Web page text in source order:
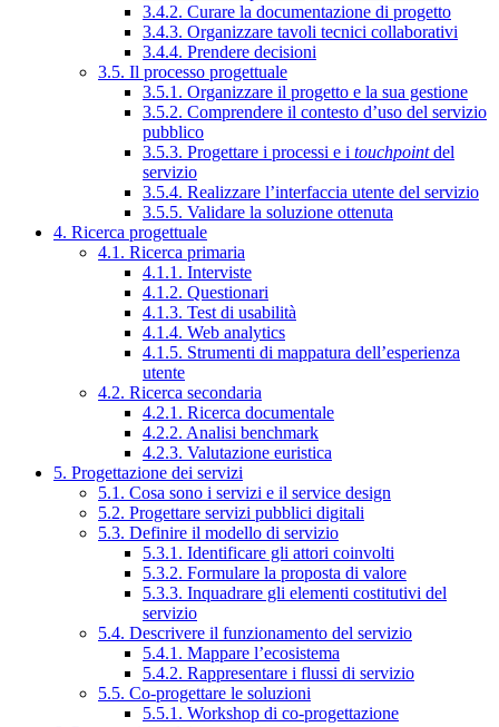
3.4.2. Curare la documentazione di progetto
3.4.3. Organizzare tavoli tecnici collaborativi
3.4.4. Prendere decisioni
3.5. Il processo progettuale
3.5.1. Organizzare il progetto e la sua gestione
3.5.2. Comprendere il contesto d’uso del servizio
pubblico
3.5.3. Progettare i processi e i touchpointdel
servizio
3.5.4. Realizzare l’interfaccia utente del servizio
3.5.5. Validare la soluzione ottenuta
4. Ricerca progettuale
4.1. Ricerca primaria
4.1.1. Interviste
4.1.2. Questionari
4.1.3. Test di usabilità
4.1.4. Web analytics
4.1.5. Strumenti di mappatura dell’esperienza
utente
4.2. Ricerca secondaria
4.2.1. Ricerca documentale
4.2.2. Analisi benchmark
4.2.3. Valutazione euristica
5. Progettazione dei servizi
5.1. Cosa sono i servizi e il service design
5.2. Progettare servizi pubblici digitali
5.3. Definire il modello di servizio
5.3.1. Identificare gli attori coinvolti
5.3.2. Formulare la proposta di valore
5.3.3. Inquadrare gli elementi costitutivi del
servizio
5.4. Descrivere il funzionamento del servizio
5.4.1. Mappare l’ecosistema
5.4.2. Rappresentare i flussi di servizio
5.5. Co-progettare le soluzioni
5.5.1. Workshop di co-progettazione